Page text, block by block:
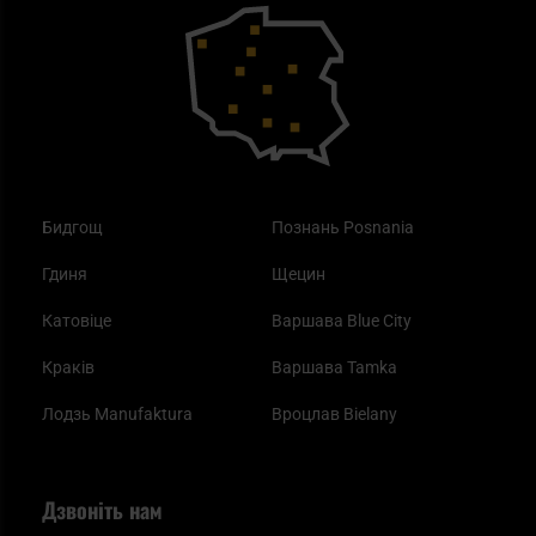
Бидгощ
Гдиня
Катовіце
Краків
Лодзь Manufaktura
Познань Posnania
Щецин
Варшава Blue City
Варшава Tamka
Вроцлав Bielany
Як працює маска від смогу?
Найкращі спальні мішки на осінь
Дзвоніть нам